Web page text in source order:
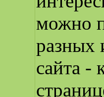
можно
разных
сайта -